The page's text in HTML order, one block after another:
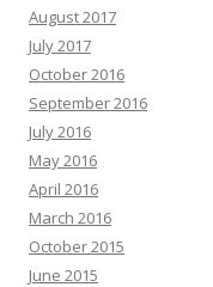
August 2017
July 2017
October 2016
September 2016
July 2016
May 2016
April 2016
March 2016
October 2015
June 2015